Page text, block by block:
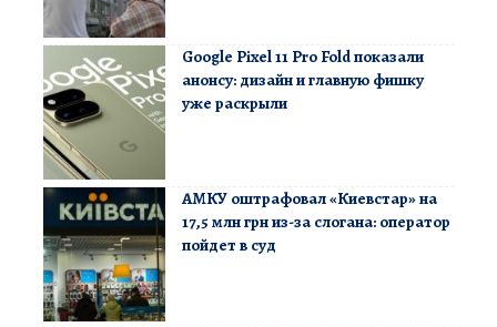
Google Pixel 11 Pro Fold показали
анонсу: дизайн и главную фишку
уже раскрыли
АМКУ оштрафовал «Киевстар» на
17,5 млн грн из-за слогана: оператор
пойдет в суд